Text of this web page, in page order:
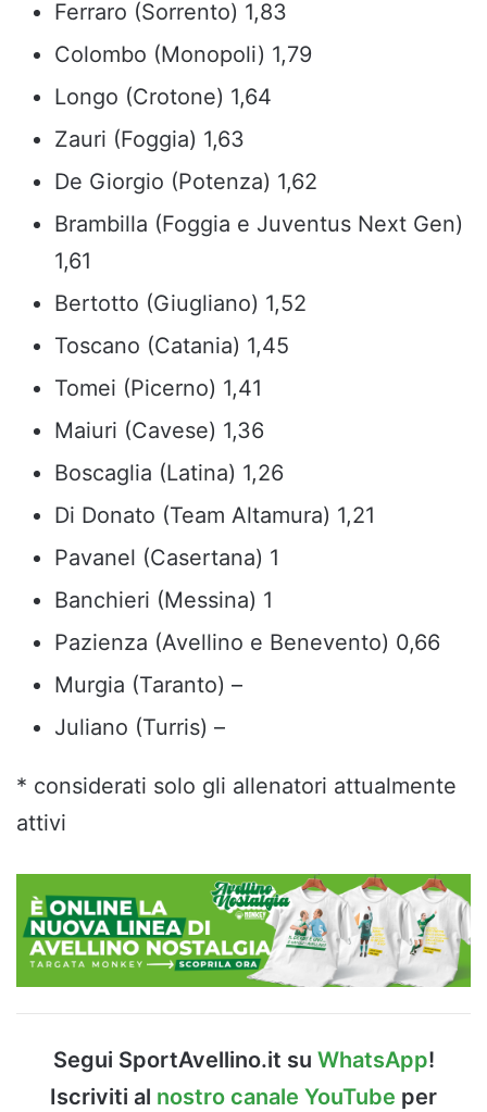
Ferraro (Sorrento) 1,83
Colombo (Monopoli) 1,79
Longo (Crotone) 1,64
Zauri (Foggia) 1,63
De Giorgio (Potenza) 1,62
Brambilla (Foggia e Juventus Next Gen)
1,61
Bertotto (Giugliano) 1,52
Toscano (Catania) 1,45
Tomei (Picerno) 1,41
Maiuri (Cavese) 1,36
Boscaglia (Latina) 1,26
Di Donato (Team Altamura) 1,21
Pavanel (Casertana) 1
Banchieri (Messina) 1
Pazienza (Avellino e Benevento) 0,66
Murgia (Taranto) –
Juliano (Turris) –
* considerati solo gli allenatori attualmente
attivi
Segui SportAvellino.it su WhatsApp!
Iscriviti al nostro canale YouTube per